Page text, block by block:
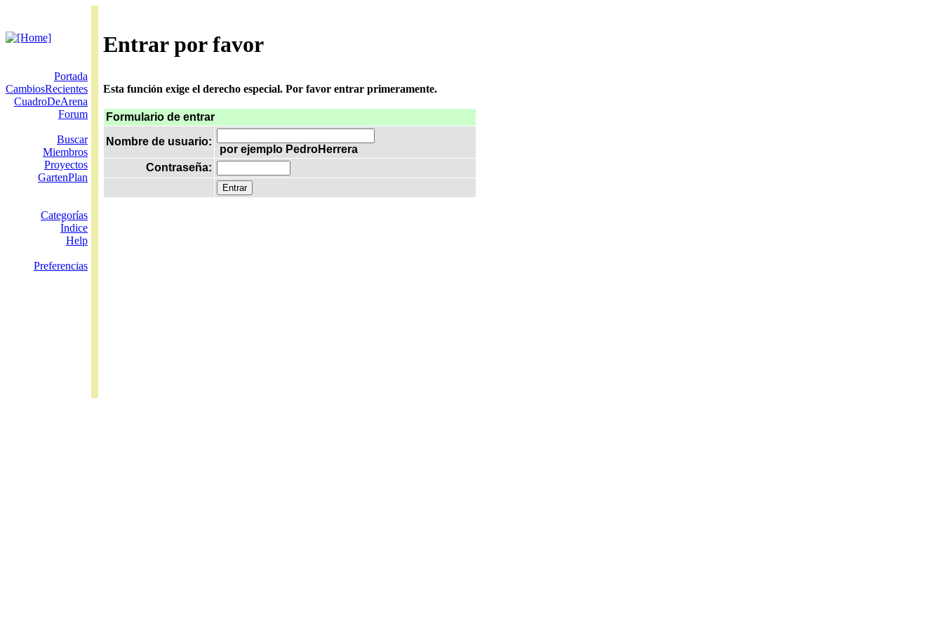
Entrar por favor
Portada
CambiosRecientes
CuadroDeArena
Forum
Buscar
Miembros
Proyectos
GartenPlan
Categorías
Índice
Help
Preferencias
Esta función exige el derecho especial. Por favor entrar primeramente.
Formulario de entrar
Nombre de usuario:
por ejemplo PedroHerrera
Contraseña: